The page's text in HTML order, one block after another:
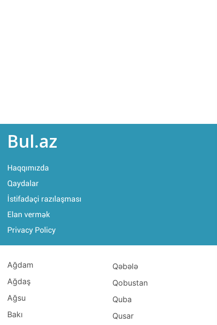
Bul.az
Haqqımızda
Qaydalar
İstifadəçi razılaşması
Elan vermək
Privacy Policy
Ağdam
Ağdaş
Ağsu
Bakı
Qəbələ
Qobustan
Quba
Qusar